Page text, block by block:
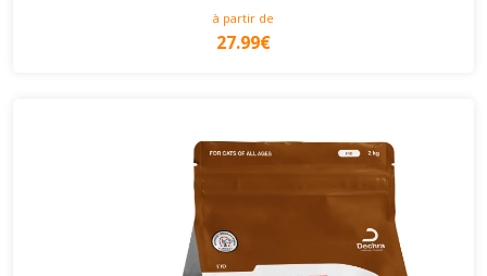
à partir de
27.99€